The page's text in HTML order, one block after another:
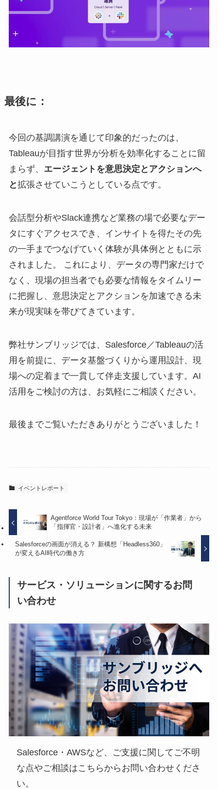
最後に：
今回の基調講演を通じて印象的だったのは、
Tableauが目指す世界が分析を効率化することに留
まらず、 エージェントを意思決定とアクションへ
と拡張させていこうとしている点です。
会話型分析やSlack連携など業務の場で必要なデー
タにすぐアクセスでき、インサイトを得たその先
の一手までつなげていく体験が具体例とともに示
されました。 これにより、データの専門家だけで
なく、現場の担当者でも必要な情報をタイムリー
に把握し、意思決定とアクションを加速できる未
来が現実味を帯びてきています。
弊社サンブリッジでは、Salesforce／Tableauの活
用を前提に、データ基盤づくりから運用設計、現
場への定着まで一貫して伴走支援しています。AI
活用をご検討の方は、お気軽にご相談ください。
最後までご覧いただきありがとうございました！
イベントレポート
Agentforce World Tour Tokyo：現場が「作業者」から
「指揮官・設計者」へ進化する未来
Salesforceの画面が消える？ 新構想「Headless360」
が変えるAI時代の働き方
サービス・ソリューションに関するお問
い合わせ
Salesforce・AWSなど、ご支援に関してご不明
な点やご相談はこちらからお問い合わせくださ
い。